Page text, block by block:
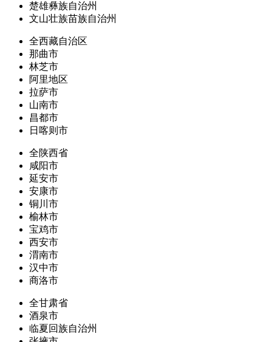
楚雄彝族自治州
文山壮族苗族自治州
全西藏自治区
那曲市
林芝市
阿里地区
拉萨市
山南市
昌都市
日喀则市
全陕西省
咸阳市
延安市
安康市
铜川市
榆林市
宝鸡市
西安市
渭南市
汉中市
商洛市
全甘肃省
酒泉市
临夏回族自治州